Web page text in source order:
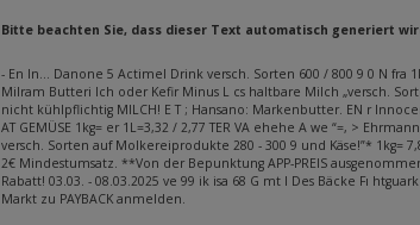
Bitte beachten Sie, dass dieser Text automatisch generiert
- En ln... Danone 5 Actimel Drink versch. Sorten 600 / 800 9 0 N
Milram Butteri lch oder Kefir Minus L cs haltbare Milch „versch.
nicht kühlpflichtig MILCH! E T ; Hansano: Markenbutter. EN r
AT GEMÜSE 1kg= er 1L=3,32 / 2,77 TER VA ehehe A we “=, >
versch. Sorten auf Molkereiprodukte 280 - 300 9 und Käse!”* 1kg=
2€ Mindestumsatz. **Von der Bepunktung APP-PREIS
Rabatt! 03.03. - 08.03.2025 ve 99 ik isa 68 G mt I Des Bäcke Fı
Markt zu PAYBACK anmelden.